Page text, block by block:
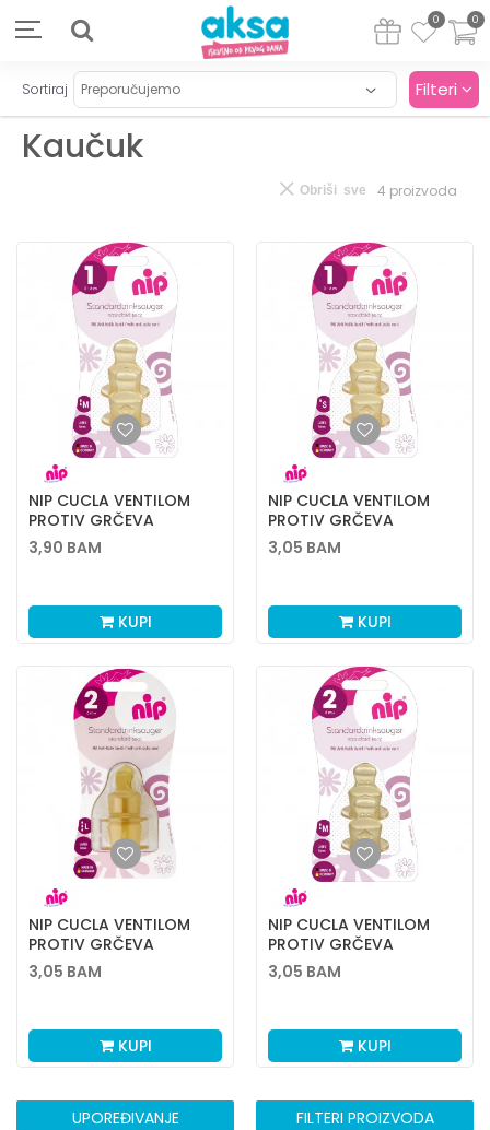
0
0
Kaučuk
Sortiraj Filteri
4 proizvoda
Obriši sve
NIP CUCLA VENTILOM
PROTIV GRČEVA
KAUČUK 1M 2KOM
3,90 BAM
KUPI
NIP CUCLA VENTILOM
PROTIV GRČEVA
KAUČUK 1S 2 KOM
3,05 BAM
KUPI
NIP CUCLA VENTILOM
PROTIV GRČEVA
KAUČUK 2L 2 KOM
3,05 BAM
KUPI
NIP CUCLA VENTILOM
PROTIV GRČEVA
KAUČUK 2M 2 KOM
3,05 BAM
KUPI
UPOREĐIVANJE FILTERI PROIZVODA